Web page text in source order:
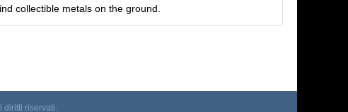
collectible metals on the ground.
diritti riservati.